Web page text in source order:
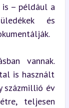
is – például a
és
vannak.
is használt
százmillió év
teljesen